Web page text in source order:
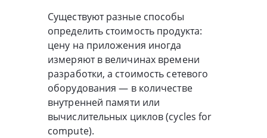
Существуют разные способы
определить стоимость продукта:
цену на приложения иногда
измеряют в величинах времени
разработки, а стоимость сетевого
оборудования — в количестве
внутренней памяти или
вычислительных циклов (cycles for
compute).